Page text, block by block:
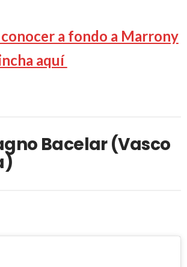
a fondo a Marrony
aquí
Bacelar (Vasco